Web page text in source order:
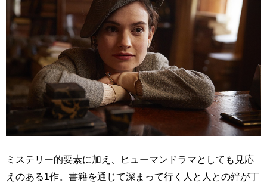
ミステリー的要素に加え、ヒューマンドラマとしても見応
えのある1作。書籍を通じて深まって行く人と人との絆が丁